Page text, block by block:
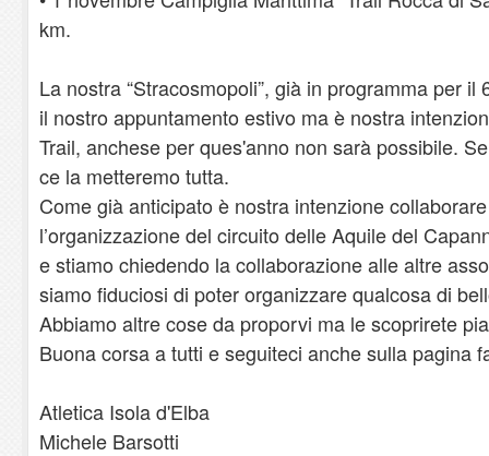
km.
La nostra “Stracosmopoli”, già in programma per
il nostro appuntamento estivo ma è nostra
Trail, anchese per ques'anno non sarà possibile.
ce la metteremo tutta.
Come già anticipato è nostra intenzione
l’organizzazione del circuito delle Aquile del
e stiamo chiedendo la collaborazione alle altre
siamo fiduciosi di poter organizzare qualcosa di
Abbiamo altre cose da proporvi ma le scoprirete
Buona corsa a tutti e seguiteci anche sulla pagina
Atletica Isola d'Elba
Michele Barsotti